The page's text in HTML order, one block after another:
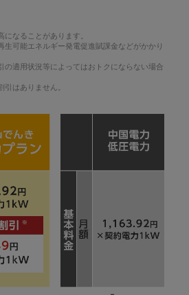
なることがあります。
可能エネルギー発電促進賦課金などがかかり
適用状況等によってはおトクにならない場合
はありません。